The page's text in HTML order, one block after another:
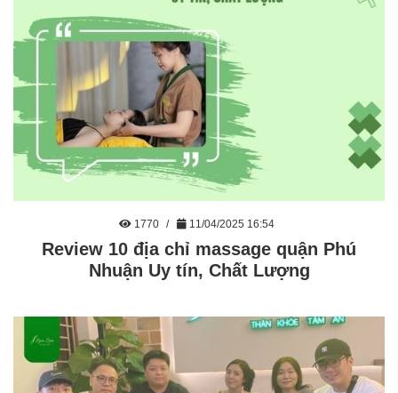
1770 11/04/2025 16:54
Review 10 địa chỉ massage quận Phú
Nhuận Uy tín, Chất Lượng